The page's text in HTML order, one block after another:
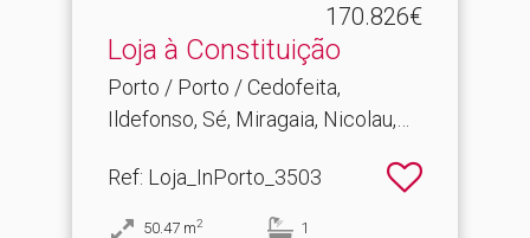
170.826€
Loja à Constituição
Porto / Porto / Cedofeita,
Ildefonso, Sé, Miragaia, Nicolau,
Ref: Loja_InPorto_3503
50.47 m2 1